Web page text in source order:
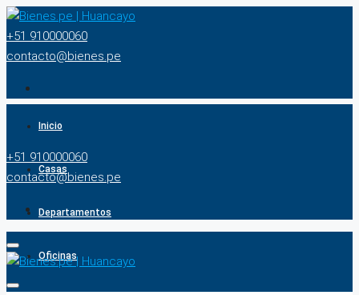
+51 910000060
contacto@bienes.pe
Inicio
Casas
Departamentos
Oficinas
+51 910000060
contacto@bienes.pe